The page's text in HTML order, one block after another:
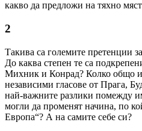
какво да предложи на тяхно
2
Такива са големите претенции за
До каква степен те са
Михник и Конрад? Колко общо
независими гласове от Прага,
най-важните разлики помежду
могли да променят начина, по
Европа“? А на самите себе си?